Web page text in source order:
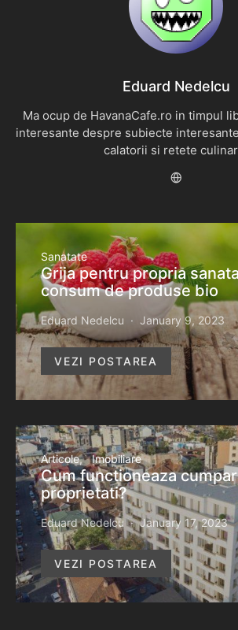
Eduard Nedelcu
Ma ocup de HavanaCafe.ro in timpul
interesante despre subiecte
calatorii si retete
Sanatate
Grija pentru propria
consum de produse bio
Eduard Nedelcu January 9, 2023
VEZI POSTAREA
Articole Imobiliare
Cum functioneaza
proprietati?
Eduard Nedelcu January 17, 2023
VEZI POSTAREA